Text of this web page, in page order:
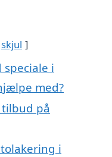
skjul
speciale i
med?
på
i